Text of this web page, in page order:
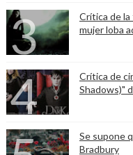
Crítica de la
mujer loba
Crítica de
Shadows)"
Se supone
Bradbury